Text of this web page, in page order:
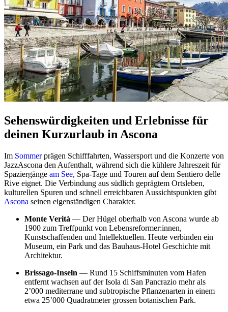
Sehenswürdigkeiten und Erlebnisse für
deinen Kurzurlaub in Ascona
Im Sommerprägen Schifffahrten, Wassersport und die Konzerte von
JazzAscona den Aufenthalt, während sich die kühlere Jahreszeit für
Spaziergänge am See, Spa-Tage und Touren auf dem Sentiero delle
Rive eignet. Die Verbindung aus südlich geprägtem Ortsleben,
kulturellen Spuren und schnell erreichbaren Aussichtspunkten gibt
Ascona seinen eigenständigen Charakter.
Monte Verità — Der Hügel oberhalb von Ascona wurde ab
1900 zum Treffpunkt von Lebensreformer:innen,
Kunstschaffenden und Intellektuellen. Heute verbinden ein
Museum, ein Park und das Bauhaus-Hotel Geschichte mit
Architektur.
Brissago-Inseln — Rund 15 Schiffsminuten vom Hafen
entfernt wachsen auf der Isola di San Pancrazio mehr als
2’000 mediterrane und subtropische Pflanzenarten in einem
etwa 25’000 Quadratmeter grossen botanischen Park.